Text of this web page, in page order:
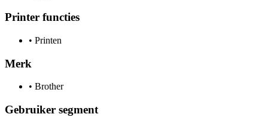
Printer functies
• Printen
Merk
• Brother
Gebruiker segment